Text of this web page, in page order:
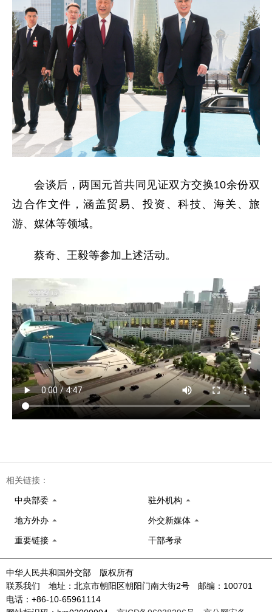
会谈后，两国元首共同见证双方交换10余份双
边合作文件，涵盖贸易、投资、科技、海关、旅
游、媒体等领域。
蔡奇、王毅等参加上述活动。
相关链接：
中央部委 驻外机构
地方外办 外交新媒体
重要链接 干部考录
中华人民共和国外交部 版权所有
联系我们 地址：北京市朝阳区朝阳门南大街2号 邮编：100701
电话：+86-10-65961114